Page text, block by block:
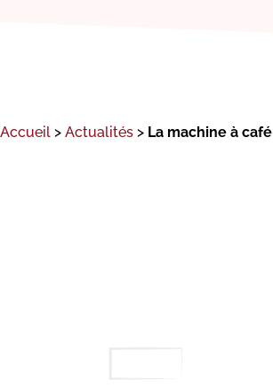
Accueil > Actualités > La machine à café